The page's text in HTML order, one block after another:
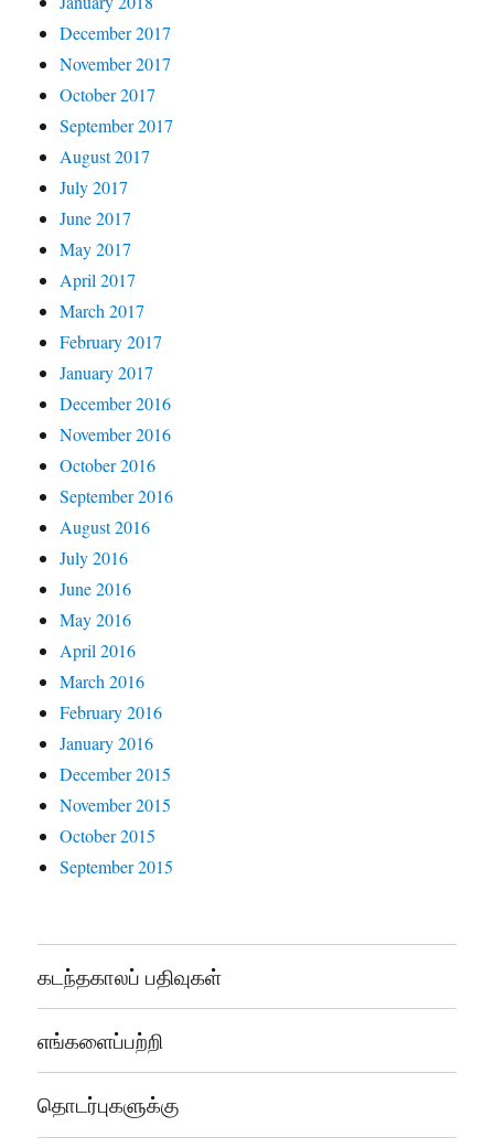
December 2017
November 2017
October 2017
September 2017
August 2017
July 2017
June 2017
May 2017
April 2017
March 2017
February 2017
January 2017
December 2016
November 2016
October 2016
September 2016
August 2016
July 2016
June 2016
May 2016
April 2016
March 2016
February 2016
January 2016
December 2015
November 2015
October 2015
September 2015
கடந்தகாலப் பதிவுகள்
எங்களைப்பற்றி
தொடர்புகளுக்கு